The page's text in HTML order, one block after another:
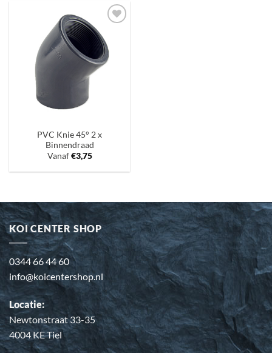
Toevoegen
aan
verlanglijst
PVC Knie 45° 2 x
Binnendraad
Vanaf€3,75
KOI CENTER SHOP
0344 66 44 60
info@koicentershop.nl
Locatie:
Newtonstraat 33-35
4004 KE Tiel